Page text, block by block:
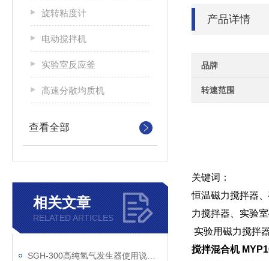
旋转粘度计
电动搅拌机
实验室反应釜
高速分散均质机
查看全部
相关文章
RELATED ARTICLES
产品详情
品牌
转速范围
关键词：
恒温磁力搅拌器
力搅拌器、实验
实验用磁力搅拌
搅拌混合机